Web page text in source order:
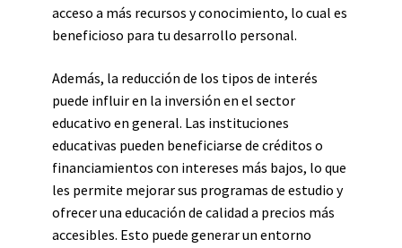
acceso a más recursos y conocimiento, lo cual es
beneficioso para tu desarrollo personal.
Además, la reducción de los tipos de interés
puede influir en la inversión en el sector
educativo en general. Las instituciones
educativas pueden beneficiarse de créditos o
financiamientos con intereses más bajos, lo que
les permite mejorar sus programas de estudio y
ofrecer una educación de calidad a precios más
accesibles. Esto puede generar un entorno